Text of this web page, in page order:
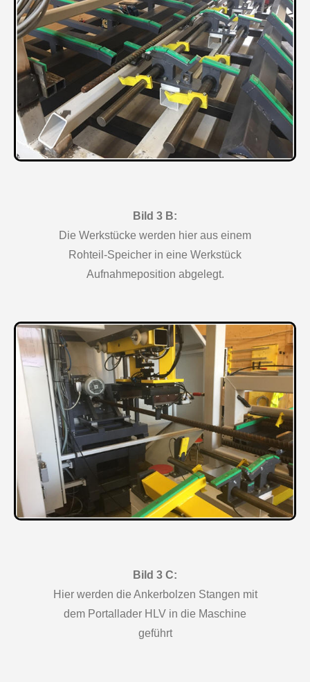
Bild 3 B:
Die Werkstücke werden hier aus einem
Rohteil-Speicher in eine Werkstück
Aufnahmeposition abgelegt.
Bild 3 C:
Hier werden die Ankerbolzen Stangen mit
dem Portallader HLV in die Maschine
geführt